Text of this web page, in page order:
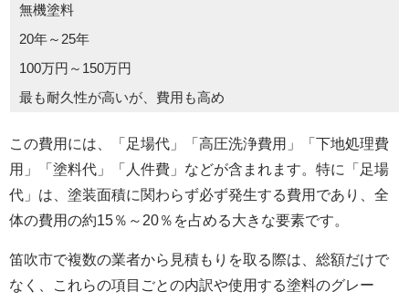
無機塗料
20年～25年
100万円～150万円
最も耐久性が高いが、費用も高め
この費用には、「足場代」「高圧洗浄費用」「下地処理費
用」「塗料代」「人件費」などが含まれます。特に「足場
代」は、塗装面積に関わらず必ず発生する費用であり、全
体の費用の約15％～20％を占める大きな要素です。
笛吹市で複数の業者から見積もりを取る際は、総額だけで
なく、これらの項目ごとの内訳や使用する塗料のグレー